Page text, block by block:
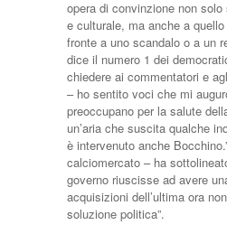
opera di convinzione non
e culturale, ma anche a
fronte a uno scandalo o a un
dice il numero 1 dei
chiedere ai commentatori e
– ho sentito voci che mi
preoccupano per la salute
un’aria che suscita qualche
è intervenuto anche
calciomercato – ha
governo riuscisse ad avere
acquisizioni dell’ultima ora
soluzione politica”.